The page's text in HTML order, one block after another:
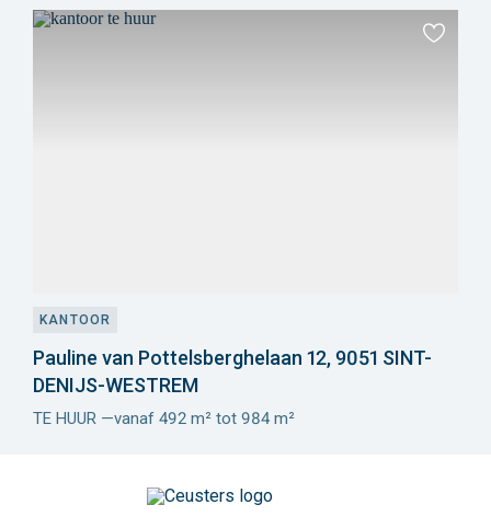
KANTOOR
Pauline van Pottelsberghelaan 12, 9051 SINT-
DENIJS-WESTREM
TE HUUR —vanaf 492 m² tot 984 m²